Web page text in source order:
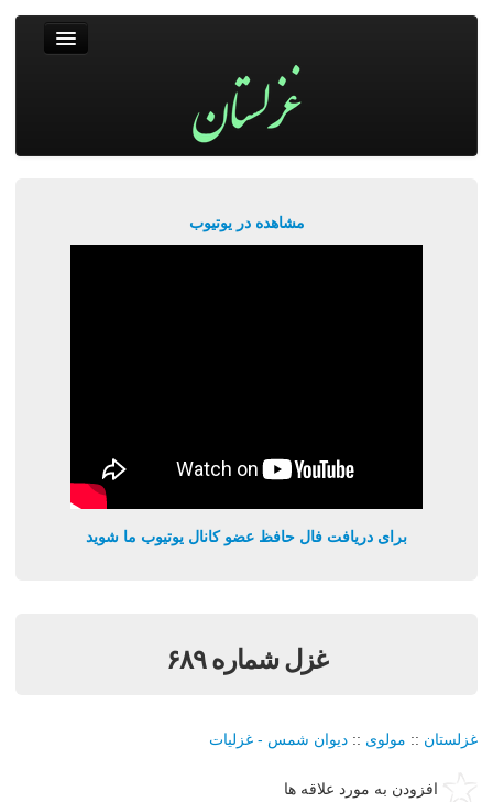
مشاهده در یوتیوب
برای دریافت فال حافظ عضو کانال یوتیوب ما شوید
غزل شماره ۶۸۹
غزلستان :: مولوی :: دیوان شمس - غزلیات
افزودن به مورد علاقه ها